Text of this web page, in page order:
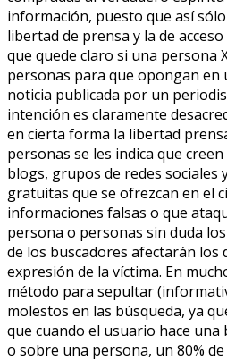
información, puesto que así
libertad de prensa y la de
que quede claro si una persona
personas para que opongan en
noticia publicada por un
intención es claramente
en cierta forma la libertad
personas se les indica que
blogs, grupos de redes sociales
gratuitas que se ofrezcan en el
informaciones falsas o que
persona o personas sin duda
de los buscadores afectarán los
expresión de la víctima. En
método para sepultar
molestos en las búsqueda, ya
que cuando el usuario hace
o sobre una persona, un 80%